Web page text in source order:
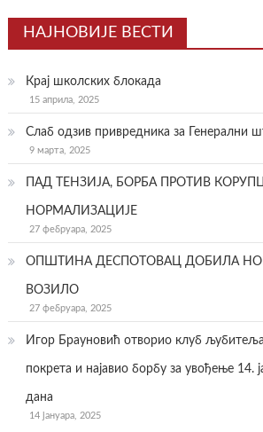
НАЈНОВИЈЕ ВЕСТИ
Крај школских блокада
15 априла, 2025
Слаб одзив привредника за Генерални
9 марта, 2025
ПАД ТЕНЗИЈА, БОРБА ПРОТИВ
НОРМАЛИЗАЦИЈЕ
27 фебруара, 2025
ОПШТИНА ДЕСПОТОВАЦ ДОБИЛА
ВОЗИЛО
27 фебруара, 2025
Игор Брауновић отворио клуб
покрета и најавио борбу за увођење 14.
дана
14 јануара, 2025